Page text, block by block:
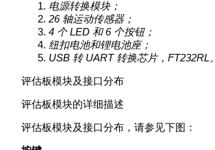
电源转换模块；
26 轴运动传感器；
4 个 LED 和 6 个按钮；
纽扣电池和锂电池座；
USB 转 UART 转换芯片，FT232RL。
评估板模块及接口分布
评估板模块的详细描述
评估板模块及接口分布，请参见下图：